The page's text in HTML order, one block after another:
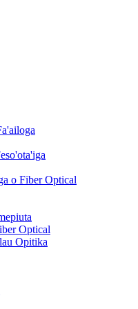
o Fiber Optical
Optical
Opitika